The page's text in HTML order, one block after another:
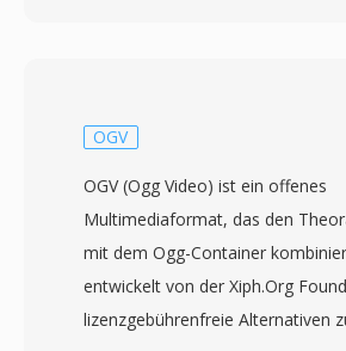
zugrunde liegende
Format enthält typischerweise
AAC-Audio und unterstützt
sowie Features wie Kapitelmarker,
Untertitelspuren und Metadaten-
Artwork und Bewertungen. Apple
OGV
OGV (Ogg Video) ist ein offenes
Multimediaformat, das den
mit dem Ogg-Container
entwickelt von der Xiph.Org
lizenzgebührenfreie Alternativen